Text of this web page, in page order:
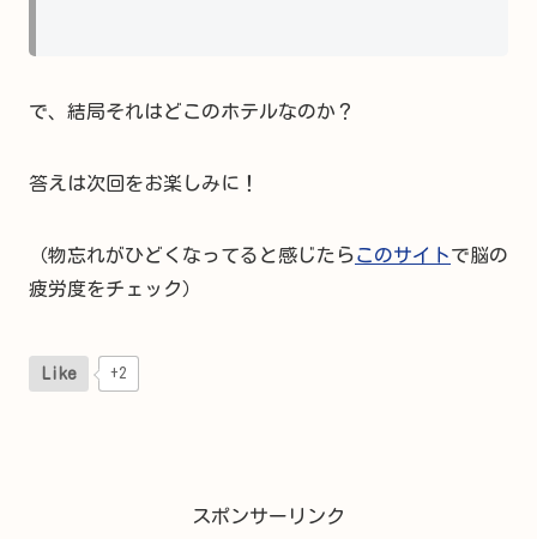
で、結局それはどこのホテルなのか？
答えは次回をお楽しみに！
（物忘れがひどくなってると感じたらこのサイトで脳の
疲労度をチェック）
Like +2
スポンサーリンク